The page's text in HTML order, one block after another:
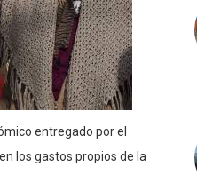
entregado por el
los gastos propios de la